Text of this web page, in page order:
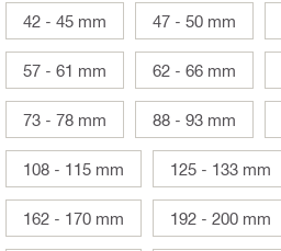
42 - 45 mm 47 - 50 mm
57 - 61 mm 62 - 66 mm
73 - 78 mm 88 - 93 mm
108 - 115 mm 125 - 133 mm
162 - 170 mm 192 - 200 mm